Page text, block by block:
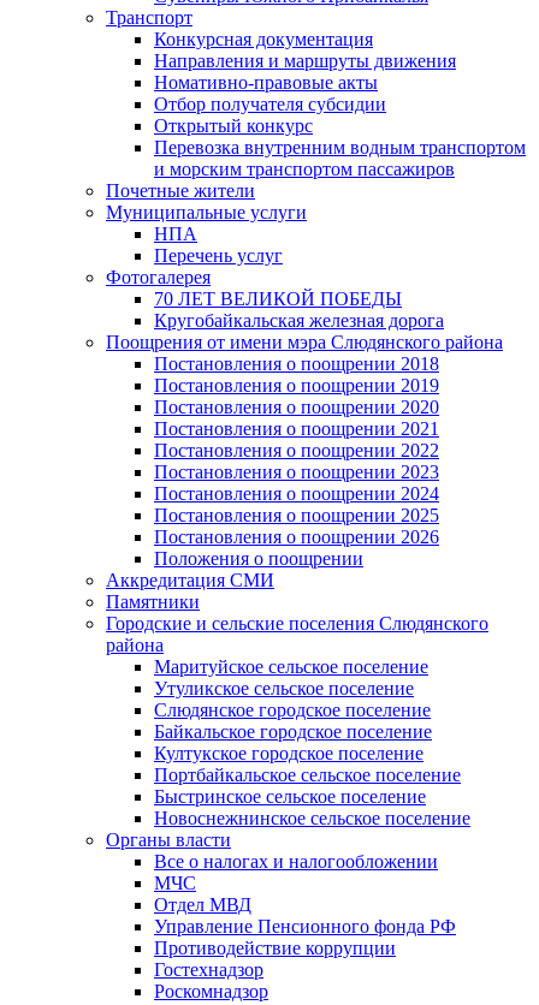
Транспорт
Конкурсная документация
Направления и маршруты движения
Номативно-правовые акты
Отбор получателя субсидии
Открытый конкурс
Перевозка внутренним водным транспортом
и морским транспортом пассажиров
Почетные жители
Муниципальные услуги
НПА
Перечень услуг
Фотогалерея
70 ЛЕТ ВЕЛИКОЙ ПОБЕДЫ
Кругобайкальская железная дорога
Поощрения от имени мэра Слюдянского района
Постановления о поощрении 2018
Постановления о поощрении 2019
Постановления о поощрении 2020
Постановления о поощрении 2021
Постановления о поощрении 2022
Постановления о поощрении 2023
Постановления о поощрении 2024
Постановления о поощрении 2025
Постановления о поощрении 2026
Положения о поощрении
Аккредитация СМИ
Памятники
Городские и сельские поселения Слюдянского
района
Маритуйское сельское поселение
Утуликское сельское поселение
Слюдянское городское поселение
Байкальское городское поселение
Култукское городское поселение
Портбайкальское сельское поселение
Быстринское сельское поселение
Новоснежнинское сельское поселение
Органы власти
Все о налогах и налогообложении
МЧС
Отдел МВД
Управление Пенсионного фонда РФ
Противодействие коррупции
Гостехнадзор
Роскомнадзор